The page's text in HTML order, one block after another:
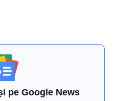
pe Google News